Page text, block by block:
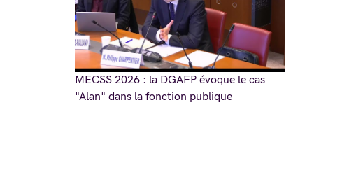
MECSS 2026 : la DGAFP évoque le cas
"Alan" dans la fonction publique